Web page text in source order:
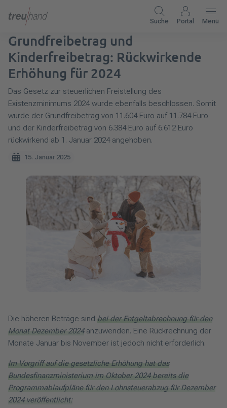
Suche Portal Menü
Grundfreibetrag und
Kinderfreibetrag: Rückwirkende
Erhöhung für 2024
Das Gesetz zur steuerlichen Freistellung des
Existenzminimums 2024 wurde ebenfalls beschlossen. Somit
wurde der Grundfreibetrag von 11.604 Euro auf 11.784 Euro
und der Kinderfreibetrag von 6.384 Euro auf 6.612 Euro
rückwirkend ab 1. Januar 2024 angehoben.
15. Januar 2025
Die höheren Beträge sind bei der Entgeltabrechnung für den
Monat Dezember 2024anzuwenden. Eine Rückrechnung der
Monate Januar bis November ist jedoch nicht erforderlich.
Im Vorgriff auf die gesetzliche Erhöhung hat das
Bundesfinanzministerium im Oktober 2024 bereits die
Programmablaufpläne für den Lohnsteuerabzug für Dezember
2024 veröffentlicht: